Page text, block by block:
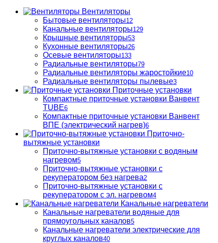
Вентиляторы
Бытовые вентиляторы12
Канальные вентиляторы129
Крышные вентиляторы53
Кухонные вентиляторы26
Осевые вентиляторы133
Радиальные вентиляторы79
Радиальные вентиляторы жаростойкие10
Радиальные вентиляторы пылевые3
Приточные установки
Компактные приточные установки Ванвент
TUBE6
Компактные приточные установки Ванвент
ВПЕ (электрический нагрев)6
Приточно-
вытяжные установки
Приточно-вытяжные установки с водяным
нагревом5
Приточно-вытяжные установки с
рекуператором без нагрева2
Приточно-вытяжные установки с
рекуператором с эл. нагревом4
Канальные нагреватели
Канальные нагреватели водяные для
прямоугольных каналов5
Канальные нагреватели электрические для
круглых каналов40